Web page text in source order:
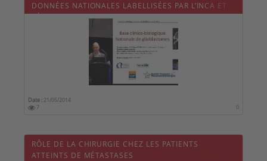
DONNÉES NATIONALES LABELLISÉES PAR L’INCA ET
RÉUNIONS DE CONCERTATION PLURIDISCIPLINAIRE
(RCP) NATIONALES : PLACE DU NEUROCHIRURGIEN
Date : 21/05/2014
7
0
RÔLE DE LA CHIRURGIE CHEZ LES PATIENTS
ATTEINTS DE MÉTASTASES